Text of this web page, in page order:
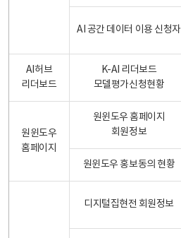
AI 공간 데이터 이용 신청자
AI허브
리더보드
K-AI 리더보드
모델평가신청현황
원윈도우
홈페이지
원윈도우 홈페이지
회원정보
원윈도우 홍보동의 현황
디지털집현전 회원정보